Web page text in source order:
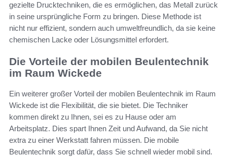
gezielte Drucktechniken, die es ermöglichen, das Metall zurück
in seine ursprüngliche Form zu bringen. Diese Methode ist
nicht nur effizient, sondern auch umweltfreundlich, da sie keine
chemischen Lacke oder Lösungsmittel erfordert.
Die Vorteile der mobilen Beulentechnik
im Raum Wickede
Ein weiterer großer Vorteil der mobilen Beulentechnik im Raum
Wickede ist die Flexibilität, die sie bietet. Die Techniker
kommen direkt zu Ihnen, sei es zu Hause oder am
Arbeitsplatz. Dies spart Ihnen Zeit und Aufwand, da Sie nicht
extra zu einer Werkstatt fahren müssen. Die mobile
Beulentechnik sorgt dafür, dass Sie schnell wieder mobil sind.